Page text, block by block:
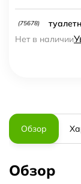
(75678)
Нет в наличии
Обзор
Обзор